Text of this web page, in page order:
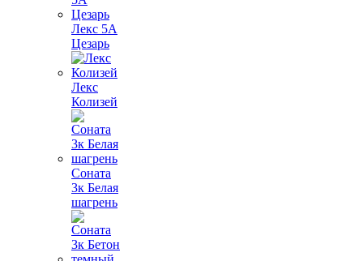
Лекс 5А
Цезарь
Лекс
Колизей
Соната
3к Белая
шагрень